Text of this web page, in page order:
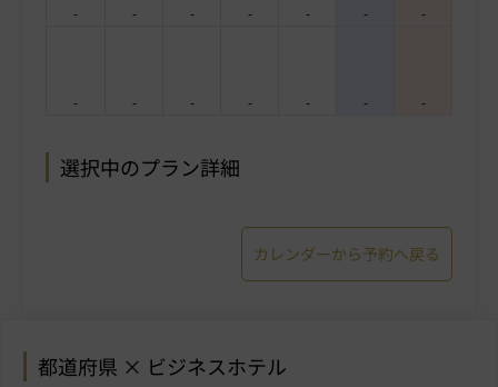
- - - - - - -
- - - - - - -
選択中のプラン詳細
カレンダーから予約へ戻る
都道府県 × ビジネスホテル